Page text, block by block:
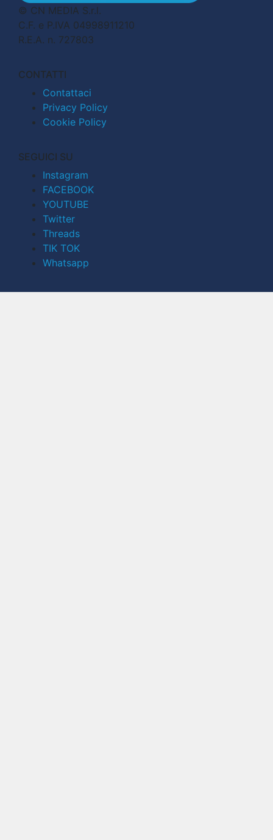
© CN MEDIA S.r.l.
C.F. e P.IVA 04998911210
R.E.A. n. 727803
CONTATTI
Contattaci
Privacy Policy
Cookie Policy
SEGUICI SU
Instagram
FACEBOOK
YOUTUBE
Twitter
Threads
TIK TOK
Whatsapp